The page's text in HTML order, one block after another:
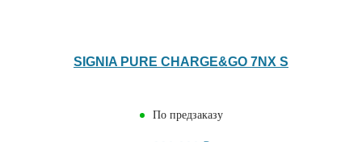
SIGNIA PURE CHARGE&GO 7NX S
По предзаказу